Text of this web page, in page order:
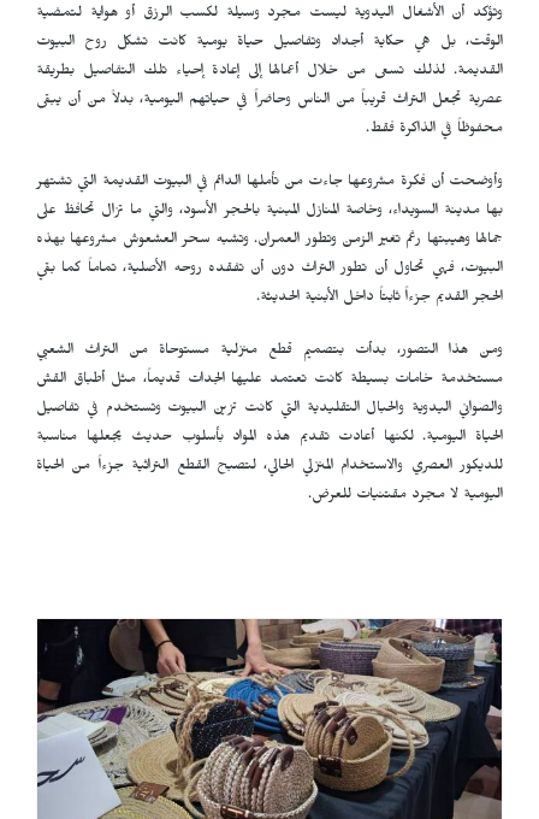
وتؤكد أن الأشغال اليدوية ليست مجرد وسيلة لكسب الرزق أو هواية لتمضية
الوقت، بل هي حكاية أجداد وتفاصيل حياة يومية كانت تشكل روح البيوت
القديمة. لذلك تسعى من خلال أعمالها إلى إعادة إحياء تلك التفاصيل بطريقة
عصرية تجعل التراث قريباً من الناس وحاضراً في حياتهم اليومية، بدلاً من أن يبقى
محفوظاً في الذاكرة فقط.
وأوضحت أن فكرة مشروعها جاءت من تأملها الدائم في البيوت القديمة التي تشتهر
بها مدينة السويداء، وخاصة المنازل المبنية بالحجر الأسود، والتي ما تزال تحافظ على
جمالها وهيبتها رغم تغير الزمن وتطور العمران. وتشبه سحر العشعوش مشروعها بهذه
البيوت، فهي تحاول أن تطور التراث دون أن تفقده روحه الأصلية، تماماً كما بقي
الحجر القديم جزءاً ثابتاً داخل الأبنية الحديثة.
ومن هذا التصور، بدأت بتصميم قطع منزلية مستوحاة من التراث الشعبي
مستخدمة خامات بسيطة كانت تعتمد عليها الجدات قديماً، مثل أطباق القش
والصواني اليدوية والحبال التقليدية التي كانت تزين البيوت وتستخدم في تفاصيل
الحياة اليومية. لكنها أعادت تقديم هذه المواد بأسلوب حديث يجعلها مناسبة
للديكور العصري والاستخدام المنزلي الحالي، لتصبح القطع التراثية جزءاً من الحياة
اليومية لا مجرد مقتنيات للعرض.